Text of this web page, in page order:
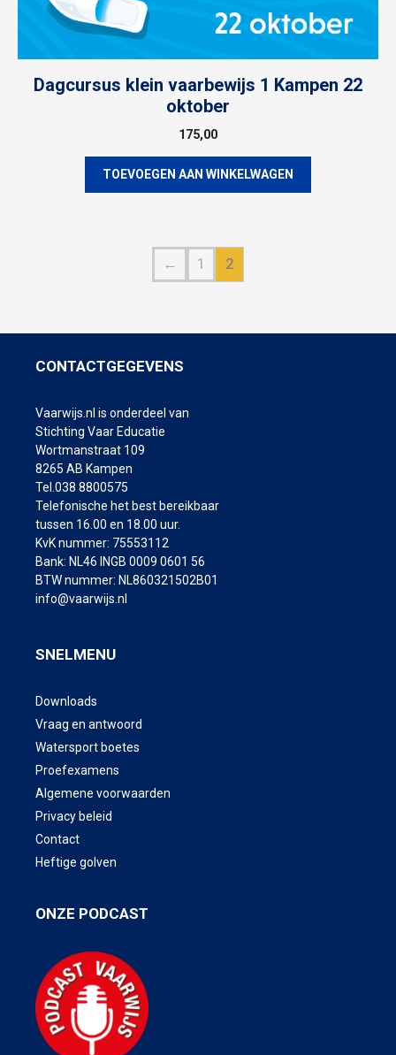
Dagcursus klein vaarbewijs 1 Kampen 22
oktober
175,00
TOEVOEGEN AAN WINKELWAGEN
← 1 2
CONTACTGEGEVENS
Vaarwijs.nl is onderdeel van
Stichting Vaar Educatie
Wortmanstraat 109
8265 AB Kampen
Tel.038 8800575
Telefonische het best bereikbaar
tussen 16.00 en 18.00 uur.
KvK nummer: 75553112
Bank: NL46 INGB 0009 0601 56
BTW nummer: NL860321502B01
info@vaarwijs.nl
SNELMENU
Downloads
Vraag en antwoord
Watersport boetes
Proefexamens
Algemene voorwaarden
Privacy beleid
Contact
Heftige golven
ONZE PODCAST